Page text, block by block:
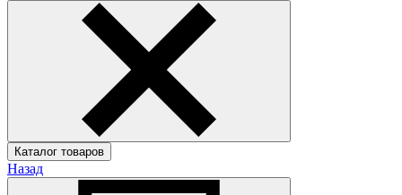
Каталог товаров
Назад